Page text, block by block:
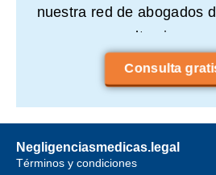
nuestra red de abogados
consulta sin
Consulta
Negligenciasmedicas.legal
Términos y condiciones